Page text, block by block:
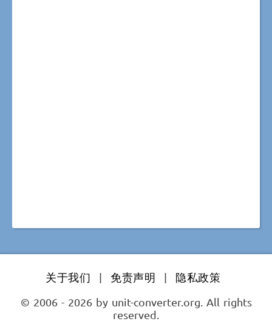
关于我们 | 免责声明 |
隐私政策
© 2006 - 2026 by unit-converter.org. All rights
reserved.